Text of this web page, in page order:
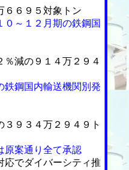
６６９５対象トン
０～１２月期の鉄鋼国
減の９１４万２９４
鉄鋼国内輸送機関別発
９３４万２９４９ト
原案通り全て承認
応でダイバーシティ推